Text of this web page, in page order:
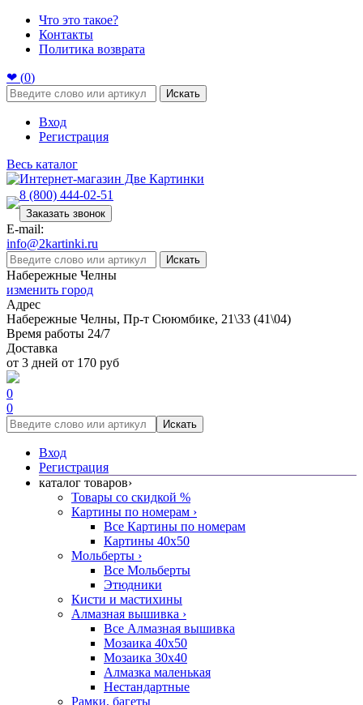
Что это такое?
Контакты
Политика возврата
❤ (0)
Искать
Вход
Регистрация
Весь каталог
8 (800) 444-02-51
Заказать звонок
E-mail:
info@2kartinki.ru
Искать
Набережные Челны
изменить город
Адрес
Набережные Челны, Пр-т Сююмбике, 21\33 (41\04)
Время работы 24/7
Доставка
от 3 дней от 170 руб
0
0
Искать
Вход
Регистрация
каталог товаров›
Товары со скидкой %
Картины по номерам ›
Все Картины по номерам
Картины 40x50
Мольберты ›
Все Мольберты
Этюдники
Кисти и мастихины
Алмазная вышивка ›
Все Алмазная вышивка
Мозаика 40x50
Мозаика 30x40
Алмазка маленькая
Нестандартные
Рамки, багеты